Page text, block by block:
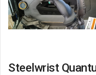
Steelwrist